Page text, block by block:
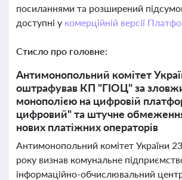
посиланнями та розширений
доступні у комерційній версії
Стисло про головне:
Антимонопольний комітет
оштрафував КП "ГІОЦ" за
монополією на цифровій
цифровий" та штучне
нових платіжних операторів
Антимонопольний комітет України
року визнав комунальне
інформаційно-обчислювальний